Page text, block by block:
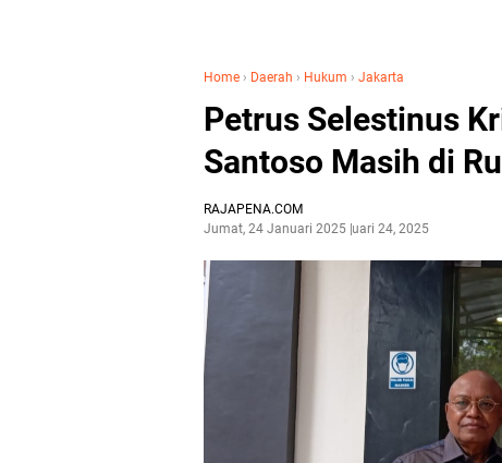
Home › Daerah › Hukum › Jakarta
Petrus Selestinus
Santoso Masih di
RAJAPENA.COM
Jumat, 24 Januari 2025Januari 24, 2025